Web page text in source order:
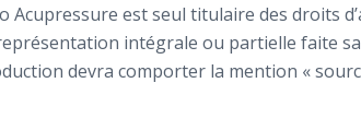
Acupressure est seul titulaire des droits
intégrale ou partielle faite
devra comporter la mention «